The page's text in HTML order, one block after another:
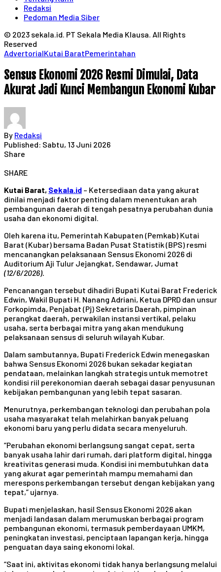
Redaksi
Pedoman Media Siber
© 2023 sekala.id. PT Sekala Media Klausa. All Rights
Reserved
AdvertorialKutai BaratPemerintahan
Sensus Ekonomi 2026 Resmi Dimulai, Data
Akurat Jadi Kunci Membangun Ekonomi Kubar
By Redaksi
Published: Sabtu, 13 Juni 2026
Share
SHARE
Kutai Barat, Sekala.id – Ketersediaan data yang akurat
dinilai menjadi faktor penting dalam menentukan arah
pembangunan daerah di tengah pesatnya perubahan dunia
usaha dan ekonomi digital.
Oleh karena itu, Pemerintah Kabupaten (Pemkab) Kutai
Barat (Kubar) bersama Badan Pusat Statistik (BPS) resmi
mencanangkan pelaksanaan Sensus Ekonomi 2026 di
Auditorium Aji Tulur Jejangkat, Sendawar, Jumat
(12/6/2026).
Pencanangan tersebut dihadiri Bupati Kutai Barat Frederick
Edwin, Wakil Bupati H. Nanang Adriani, Ketua DPRD dan unsur
Forkopimda, Penjabat (Pj) Sekretaris Daerah, pimpinan
perangkat daerah, perwakilan instansi vertikal, pelaku
usaha, serta berbagai mitra yang akan mendukung
pelaksanaan sensus di seluruh wilayah Kubar.
Dalam sambutannya, Bupati Frederick Edwin menegaskan
bahwa Sensus Ekonomi 2026 bukan sekadar kegiatan
pendataan, melainkan langkah strategis untuk memotret
kondisi riil perekonomian daerah sebagai dasar penyusunan
kebijakan pembangunan yang lebih tepat sasaran.
Menurutnya, perkembangan teknologi dan perubahan pola
usaha masyarakat telah melahirkan banyak peluang
ekonomi baru yang perlu didata secara menyeluruh.
“Perubahan ekonomi berlangsung sangat cepat, serta
banyak usaha lahir dari rumah, dari platform digital, hingga
kreativitas generasi muda. Kondisi ini membutuhkan data
yang akurat agar pemerintah mampu memahami dan
merespons perkembangan tersebut dengan kebijakan yang
tepat,” ujarnya.
Bupati menjelaskan, hasil Sensus Ekonomi 2026 akan
menjadi landasan dalam merumuskan berbagai program
pembangunan ekonomi, termasuk pemberdayaan UMKM,
peningkatan investasi, penciptaan lapangan kerja, hingga
penguatan daya saing ekonomi lokal.
“Saat ini, aktivitas ekonomi tidak hanya berlangsung melalui